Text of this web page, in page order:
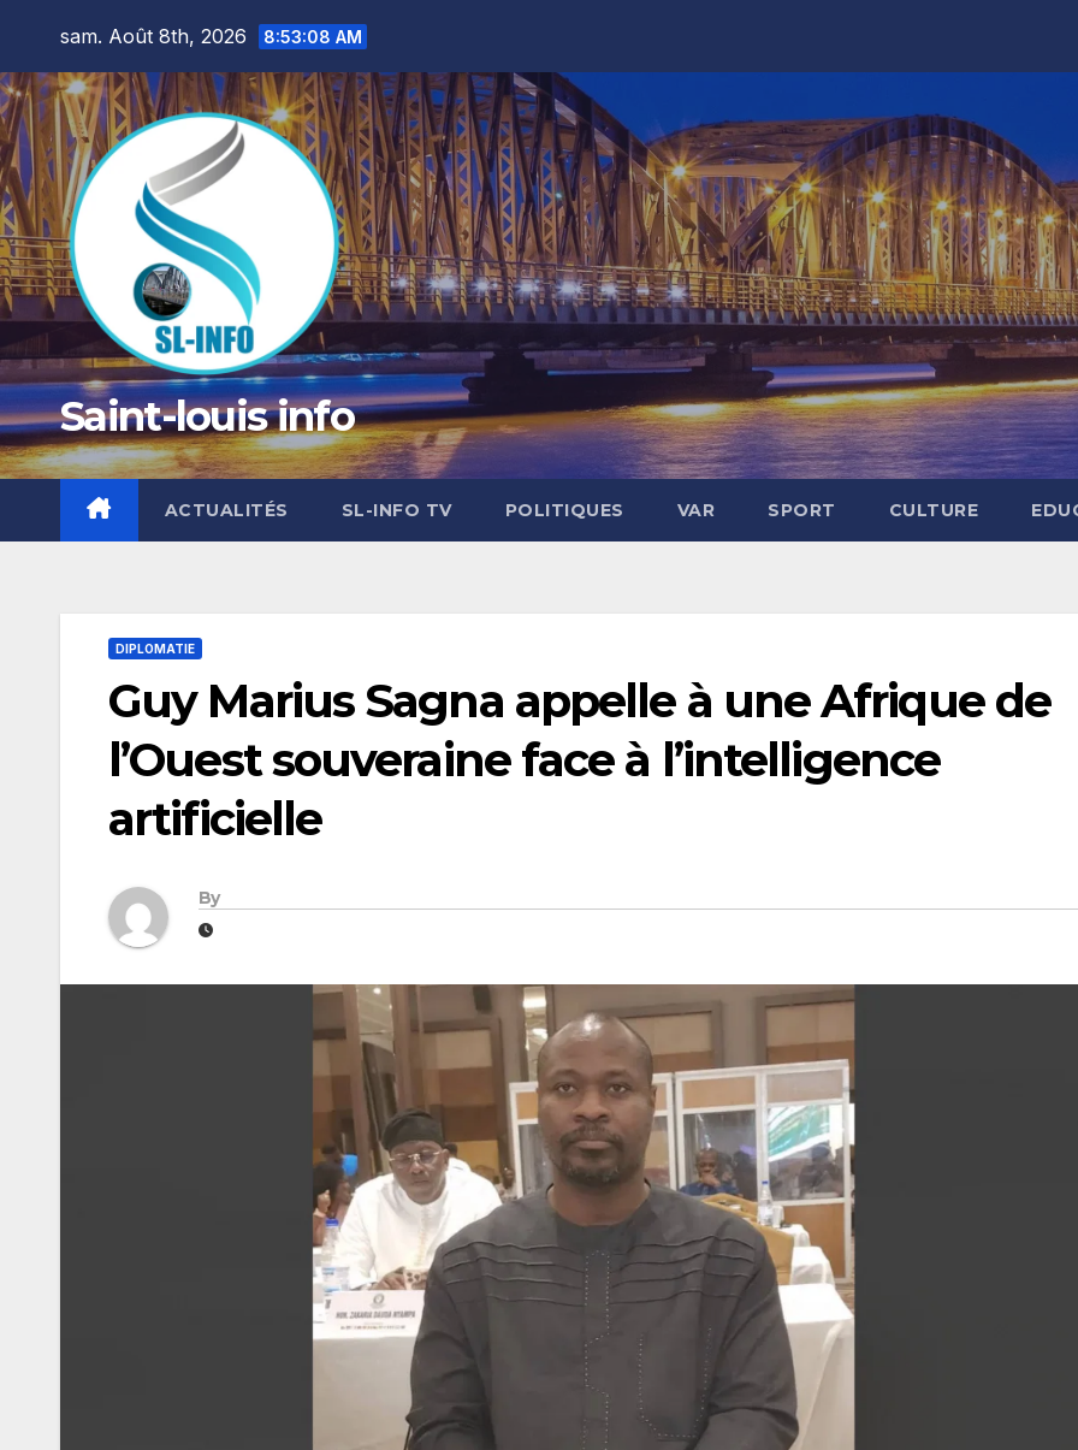
content
sam. Août 8th, 2026 8:53:09 AM
Saint-louis info
ACTUALITÉS SL-INFO TV POLITIQUES VAR SPORT CULTURE
DIPLOMATIE
Guy Marius Sagna appelle à une Afrique de
l’Ouest souveraine face à l’intelligence
artificielle
By